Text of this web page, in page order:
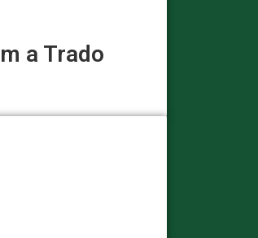
a Trado